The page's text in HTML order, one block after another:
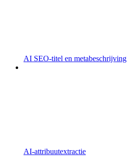
AI SEO-titel en metabeschrijving
AI-attribuutextractie